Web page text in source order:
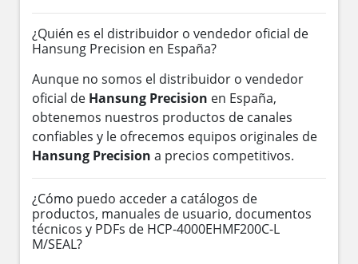
¿Quién es el distribuidor o vendedor oficial de
Hansung Precision en España?
Aunque no somos el distribuidor o vendedor
oficial de Hansung Precision en España,
obtenemos nuestros productos de canales
confiables y le ofrecemos equipos originales de
Hansung Precision a precios competitivos.
¿Cómo puedo acceder a catálogos de
productos, manuales de usuario, documentos
técnicos y PDFs de HCP-4000EHMF200C-L
M/SEAL?